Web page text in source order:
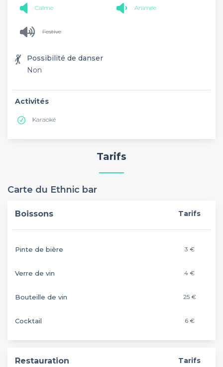
Calme Animée
Festive
💃
Possibilité de danser
Non
Activités
Karaoké
Tarifs
Carte du Ethnic bar
Boissons Tarifs
Pinte de bière 3 €
Verre de vin 4 €
Bouteille de vin 25 €
Cocktail 6 €
Restauration Tarifs